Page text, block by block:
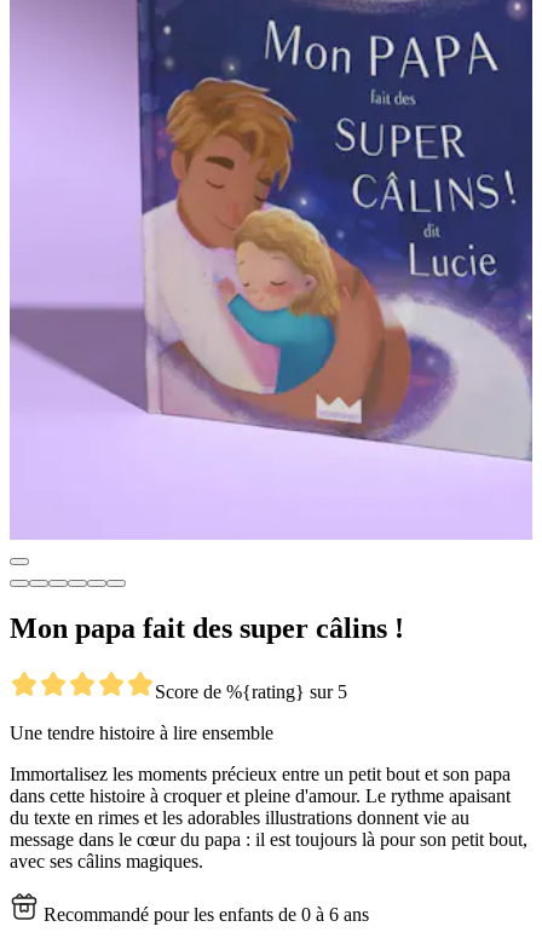
Mon papa fait des super câlins !
Score de %{rating} sur 5
Une tendre histoire à lire ensemble
Immortalisez les moments précieux entre un petit bout et son papa
dans cette histoire à croquer et pleine d'amour. Le rythme apaisant
du texte en rimes et les adorables illustrations donnent vie au
message dans le cœur du papa : il est toujours là pour son petit bout,
avec ses câlins magiques.
Recommandé pour les enfants de 0 à 6 ans